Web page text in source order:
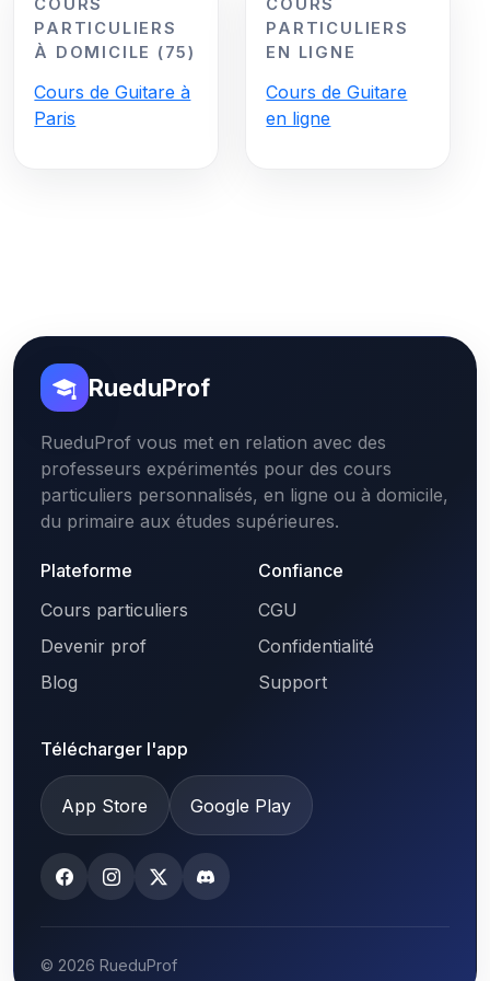
COURS
PARTICULIERS
À DOMICILE (75)
Cours de Guitare à
Paris
COURS
PARTICULIERS
EN LIGNE
Cours de Guitare
en ligne
RueduProf
RueduProf vous met en relation avec des
professeurs expérimentés pour des cours
particuliers personnalisés, en ligne ou à domicile,
du primaire aux études supérieures.
Plateforme
Cours particuliers
Devenir prof
Blog
Confiance
CGU
Confidentialité
Support
Télécharger l'app
App Store Google Play
© 2026 RueduProf